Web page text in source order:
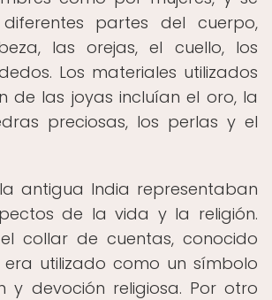
partes del cuerpo,
las orejas, el cuello, los
Los materiales utilizados
de las joyas incluían el oro, la
preciosas, los perlas y el
antigua India representaban
de la vida y la religión.
collar de cuentas, conocido
era utilizado como un símbolo
y devoción religiosa. Por otro